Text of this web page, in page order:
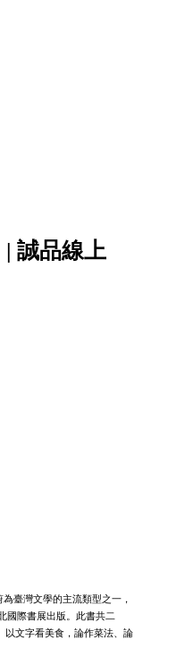
| 誠品線上
臺灣文學的主流類型之一，
國際書展出版。此書共二
以文字看美食，論作菜法、論